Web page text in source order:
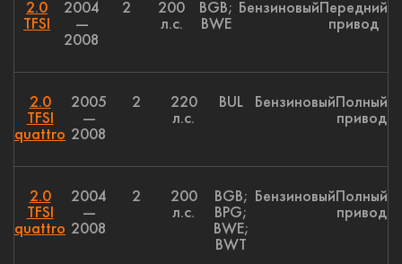
2.0
TFSI
2004
—
2008
2
200
л.с.
BGB;
BWE
Бензиновый Передний
привод
2.0
TFSI
quattro
2005
—
2008
2
220
л.с.
BUL Бензиновый Полный
привод
2.0
TFSI
quattro
2004
—
2008
2
200
л.с.
BGB;
BPG;
BWE;
BWT
Бензиновый Полный
привод